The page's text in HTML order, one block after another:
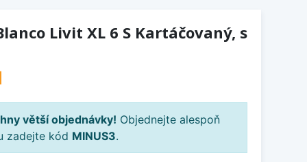
Livit XL 6 S Kartáčovaný, s
větší objednávky! Objednejte alespoň
zadejte kód MINUS3.